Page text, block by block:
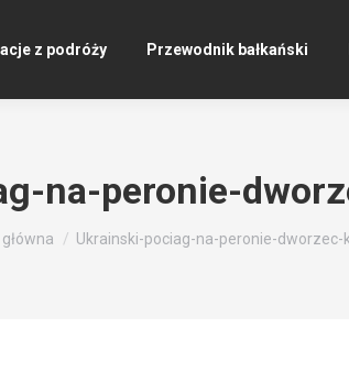
z podróży Przewodnik bałkański
na-peronie-
Ukrainski-pociag-na-peronie-dworzec-